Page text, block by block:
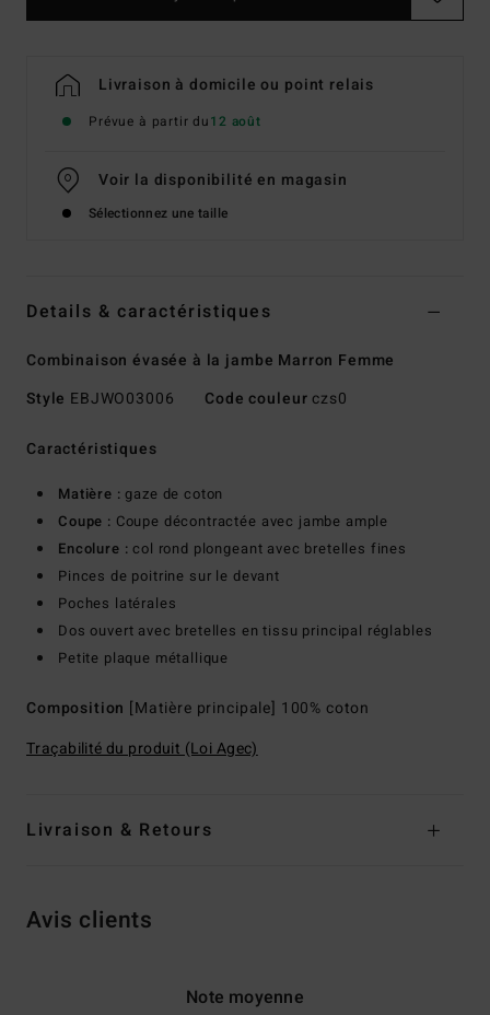
Livraison à domicile ou point relais
Prévue à partir du12 août
Voir la disponibilité en magasin
Sélectionnez une taille
Details & caractéristiques
Combinaison évasée à la jambe Marron Femme
Style EBJWO03006 Code couleur czs0
Caractéristiques
Matière :gaze de coton
Coupe : Coupe décontractée avec jambe ample
Encolure :col rond plongeant avec bretelles fines
Pinces de poitrine sur le devant
Poches latérales
Dos ouvert avec bretelles en tissu principal réglables
Petite plaque métallique
Composition [Matière principale] 100% coton
Traçabilité du produit (Loi Agec)
Livraison & Retours
Avis clients
Note moyenne